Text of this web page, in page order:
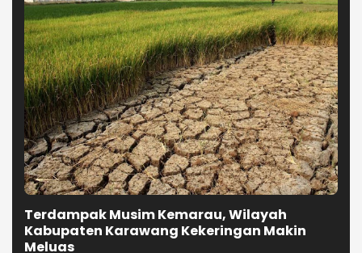
Terdampak Musim Kemarau, Wilayah
Kabupaten Karawang Kekeringan Makin
Meluas
Pelanggaran Lingkungan, KDM
Tutup Permanen Lima Tambang
Batu Kapur di Cipatat
Diduga Tebang 10 Pohon Tanpa
Izin, Videotron di Jalan R.E.
Martadinata Bandung Disegel
KDM Targetkan Bongkar dan Tata
Teras Cihampelas Beres Oktober
2026